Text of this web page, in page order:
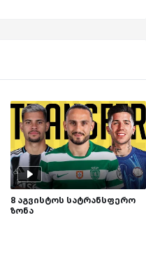
8 აგვისტოს სატრანსფერო
ზონა